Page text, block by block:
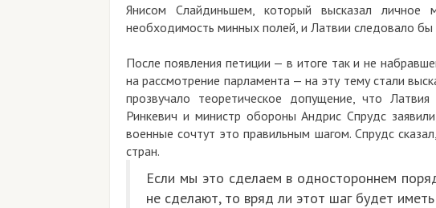
Янисом Слайдиньшем, который высказал
необходимость минных полей, и Латвии следовало бы
После появления петиции — в итоге так и не
на рассмотрение парламента — на эту тему стали
прозвучало теоретическое допущение, что
Ринкевич и министр обороны Андрис Спрудс
военные сочтут это правильным шагом. Спрудс
стран.
Если мы это сделаем в одностороннем
не сделают, то вряд ли этот шаг будет